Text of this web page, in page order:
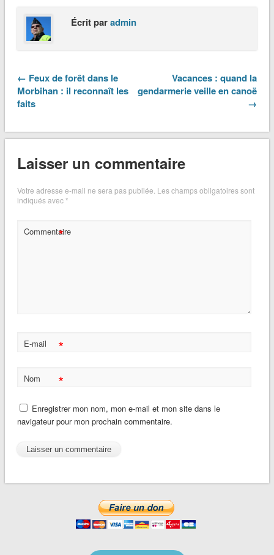
Écrit paradmin
← Feux de forêt dans le
Morbihan : il reconnaît les
faits
Vacances : quand la
gendarmerie veille en canoë
→
Laisser un commentaire
Votre adresse e-mail ne sera pas publiée. Les champs obligatoires sont
indiqués avec*
Commentaire
*
E-mail *
Nom *
Enregistrer mon nom, mon e-mail et mon site dans le
navigateur pour mon prochain commentaire.